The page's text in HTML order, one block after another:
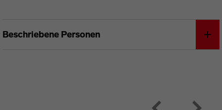
Beschriebene Personen